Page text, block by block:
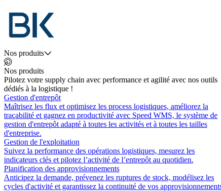
Nos produits
Nos produits
Pilotez votre supply chain avec performance et agilité avec nos outils
dédiés à la logistique !
Gestion d'entrepôt
Maîtrisez les flux et optimisez les process logistiques, améliorez la
traçabilité et gagnez en productivité avec Speed WMS, le système de
gestion d'entrepôt adapté à toutes les activités et à toutes les tailles
d'entreprise.
Gestion de l'exploitation
Suivez la performance des opérations logistiques, mesurez les
indicateurs clés et pilotez l’activité de l’entrepôt au quotidien.
Planification des approvisionnements
Anticipez la demande, prévenez les ruptures de stock, modélisez les
cycles d'activité et garantissez la continuité de vos